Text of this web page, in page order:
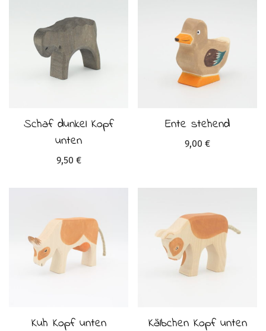
Schaf dunkel Kopf
unten
9,50 €
Ente stehend
9,00 €
Kuh Kopf unten Kälbchen Kopf unten